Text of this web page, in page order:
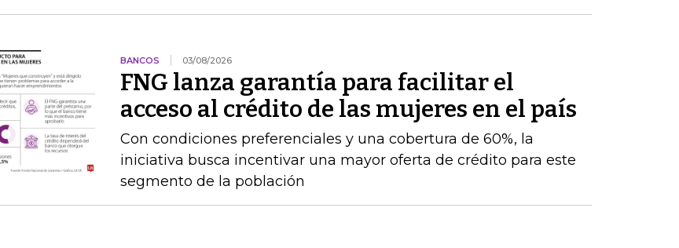
BANCOS 03/08/2026
FNG lanza garantía para facilitar el
acceso al crédito de las mujeres en el país
Con condiciones preferenciales y una cobertura de 60%, la
iniciativa busca incentivar una mayor oferta de crédito para este
segmento de la población